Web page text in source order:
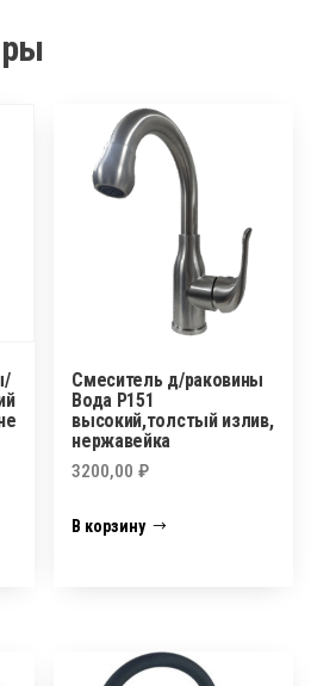
Смеситель д/раковины
Вода Р151
высокий,толстый излив,
нержавейка
3200,00₽
В корзину